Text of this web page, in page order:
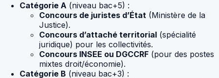
Catégorie A (niveau bac+5) :
Concours de juristes d’État (Ministère de la
Justice).
Concours d’attaché territorial (spécialité
juridique) pour les collectivités.
Concours INSEE ou DGCCRF (pour des postes
mixtes droit/économie).
Catégorie B (niveau bac+3) :